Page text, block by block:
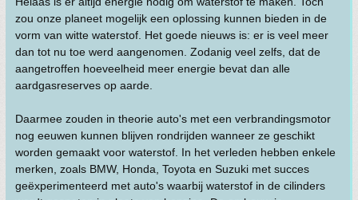
zou onze planeet mogelijk een oplossing kunnen bieden in de
vorm van witte waterstof. Het goede nieuws is: er is veel meer
dan tot nu toe werd aangenomen. Zodanig veel zelfs, dat de
aangetroffen hoeveelheid meer energie bevat dan alle
aardgasreserves op aarde.
Daarmee zouden in theorie auto's met een verbrandingsmotor
nog eeuwen kunnen blijven rondrijden wanneer ze geschikt
worden gemaakt voor waterstof. In het verleden hebben enkele
merken, zoals BMW, Honda, Toyota en Suzuki met succes
geëxperimenteerd met auto's waarbij waterstof in de cilinders